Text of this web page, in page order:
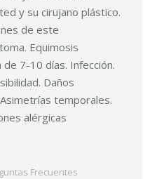
y su cirujano plástico.
de este
Equimosis
7-10 días. Infección.
Daños
temporales.
alérgicas
Frecuentes